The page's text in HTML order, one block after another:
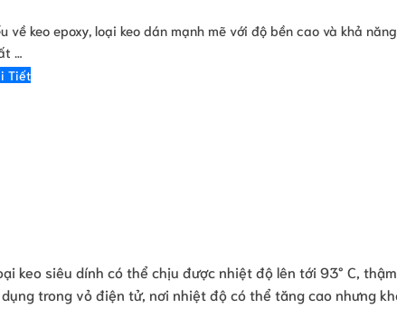
về keo epoxy, loại keo dán mạnh mẽ với độ bền cao và khả
…
Tiết
keo siêu dính có thể chịu được nhiệt độ lên tới 93° C,
trong vỏ điện tử, nơi nhiệt độ có thể tăng cao nhưng